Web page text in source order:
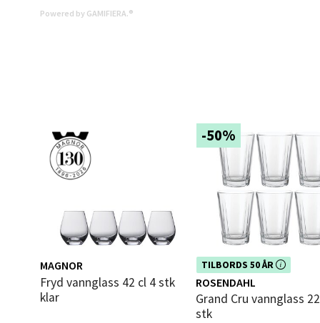
Powered by GAMIFIERA.®
MAGNOR
Fryd vannglass 42 cl 4 stk
klar
-50%
TILBORDS 50 ÅR
Dette produktet er inkludert i vår
kampanje. Benytt deg av
dag!
ROSENDAHL
Grand Cru vannglass 22 cl 6
stk
Torget
Åpent i
0 i